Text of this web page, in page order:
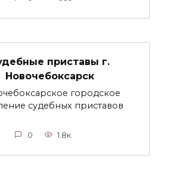
приставы г.
Новочебоксарск
городское
судебных приставов
0 1.8к.